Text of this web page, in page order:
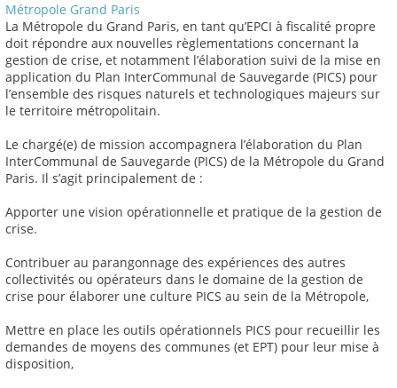
Métropole Grand Paris
La Métropole du Grand Paris, en tant qu’EPCI à fiscalité propre
doit répondre aux nouvelles règlementations concernant la
gestion de crise, et notamment l’élaboration suivi de la mise en
application du Plan InterCommunal de Sauvegarde (PICS) pour
l’ensemble des risques naturels et technologiques majeurs sur
le territoire métropolitain.
Le chargé(e) de mission accompagnera l’élaboration du Plan
InterCommunal de Sauvegarde (PICS) de la Métropole du Grand
Paris. Il s’agit principalement de :
Apporter une vision opérationnelle et pratique de la gestion de
crise.
Contribuer au parangonnage des expériences des autres
collectivités ou opérateurs dans le domaine de la gestion de
crise pour élaborer une culture PICS au sein de la Métropole,
Mettre en place les outils opérationnels PICS pour recueillir les
demandes de moyens des communes (et EPT) pour leur mise à
disposition,